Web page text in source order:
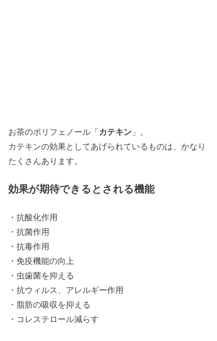
お茶のポリフェノール「カテキン 」。
カテキンの効果としてあげられているものは、かなり
たくさんあります。
効果が期待できるとされる機能
・抗酸化作用
・抗菌作用
・抗毒作用
・免疫機能の向上
・虫歯菌を抑える
・抗ウィルス、アレルギー作用
・脂肪の吸収を抑える
・コレステロール減らす